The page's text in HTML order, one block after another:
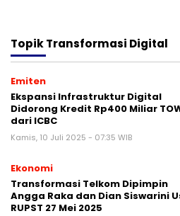
TopikTransformasi Digital
Emiten
Ekspansi Infrastruktur Digital
Didorong Kredit Rp400 Miliar
dari ICBC
Kamis, 10 Juli 2025 - 07:35 WIB
Ekonomi
Transformasi Telkom Dipimpin
Angga Raka dan Dian Siswarini
RUPST 27 Mei 2025